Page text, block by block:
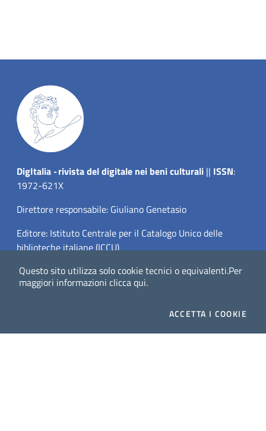
Questo sito utilizza solo cookie tecnici o equivalenti.Per
maggiori informazioni clicca qui.
ACCETTA I COOKIE
DigItalia -rivista del digitale nei beni culturali || ISSN:
1972-621X
Direttore responsabile: Giuliano Genetasio
Editore: Istituto Centrale per il Catalogo Unico delle
biblioteche italiane (ICCU)
Email:ic-cu.digitalia@cultura.gov.it